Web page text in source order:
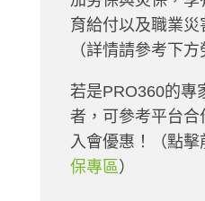
育給付以及職業災
（詳情請參考下方
若是PRO360的專
者，可參考平台合
入會優惠！（點擊
保專區）